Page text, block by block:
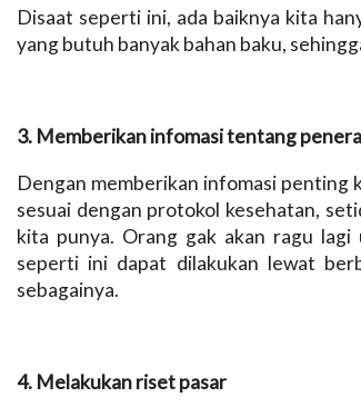
Disaat seperti ini, ada baiknya kita
yang butuh banyak bahan baku,
3. Memberikan infomasi tentang
Dengan memberikan infomasi penting
sesuai dengan protokol kesehatan,
kita punya. Orang gak akan ragu
seperti ini dapat dilakukan lewat
sebagainya.
4. Melakukan riset pasar